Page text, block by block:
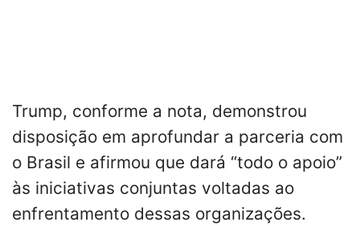
Trump, conforme a nota, demonstrou
disposição em aprofundar a parceria com
o Brasil e afirmou que dará “todo o apoio”
às iniciativas conjuntas voltadas ao
enfrentamento dessas organizações.